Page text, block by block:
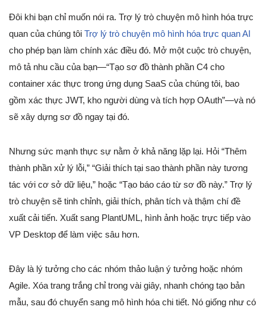
Đôi khi bạn chỉ muốn nói ra. Trợ lý trò chuyện mô hình hóa trực
quan của chúng tôi Trợ lý trò chuyện mô hình hóa trực quan AI
cho phép bạn làm chính xác điều đó. Mở một cuộc trò chuyện,
mô tả nhu cầu của bạn—“Tạo sơ đồ thành phần C4 cho
container xác thực trong ứng dụng SaaS của chúng tôi, bao
gồm xác thực JWT, kho người dùng và tích hợp OAuth”—và nó
sẽ xây dựng sơ đồ ngay tại đó.
Nhưng sức mạnh thực sự nằm ở khả năng lặp lại. Hỏi “Thêm
thành phần xử lý lỗi,” “Giải thích tại sao thành phần này tương
tác với cơ sở dữ liệu,” hoặc “Tạo báo cáo từ sơ đồ này.” Trợ lý
trò chuyện sẽ tinh chỉnh, giải thích, phân tích và thậm chí đề
xuất cải tiến. Xuất sang PlantUML, hình ảnh hoặc trực tiếp vào
VP Desktop để làm việc sâu hơn.
Đây là lý tưởng cho các nhóm thảo luận ý tưởng hoặc nhóm
Agile. Xóa trang trắng chỉ trong vài giây, nhanh chóng tạo bản
mẫu, sau đó chuyển sang mô hình hóa chi tiết. Nó giống như có